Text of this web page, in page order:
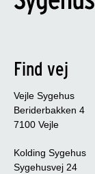
Find vej
Vejle Sygehus
Beriderbakken 4
7100 Vejle
Kolding Sygehus
Sygehusvej 24